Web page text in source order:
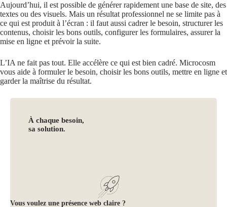
Aujourd’hui, il est possible de générer rapidement une base de site, des
textes ou des visuels. Mais un résultat professionnel ne se limite pas à
ce qui est produit à l’écran : il faut aussi cadrer le besoin, structurer les
contenus, choisir les bons outils, configurer les formulaires, assurer la
mise en ligne et prévoir la suite.
L’IA ne fait pas tout. Elle accélère ce qui est bien cadré. Microcosm
vous aide à formuler le besoin, choisir les bons outils, mettre en ligne et
garder la maîtrise du résultat.
À chaque besoin,
sa solution.
Vous voulez une présence web claire ?